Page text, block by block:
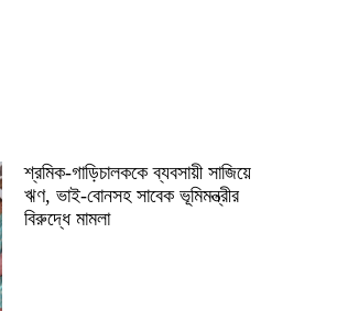
শ্রমিক-গাড়িচালককে ব্যবসায়ী সাজিয়ে
ঋণ, ভাই-বোনসহ সাবেক ভূমিমন্ত্রীর
বিরুদ্ধে মামলা